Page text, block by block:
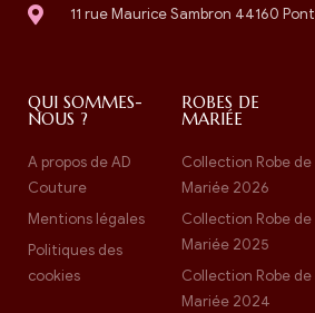
11 rue Maurice Sambron 44160
QUI SOMMES-
NOUS ?
A propos de AD
Couture
Mentions légales
Politiques des
cookies
ROBES DE
MARIÉE
Collection Robe de
Mariée 2026
Collection Robe de
Mariée 2025
Collection Robe de
Mariée 2024